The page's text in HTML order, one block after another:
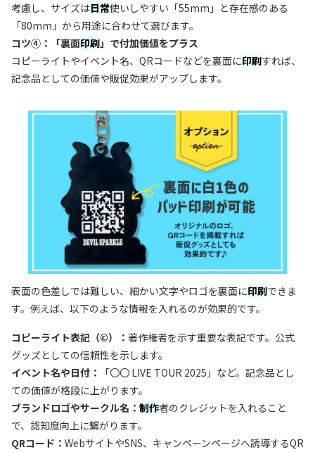
考慮し、サイズは日常使いしやすい「55mm」と存在感のある
「80mm」から用途に合わせて選びます。
コツ④：「裏面印刷」で付加価値をプラス
コピーライトやイベント名、QRコードなどを裏面に印刷すれば、
記念品としての価値や販促効果がアップします。
表面の色差しでは難しい、細かい文字やロゴを裏面に印刷できま
す。例えば、以下のような情報を入れるのが効果的です。
コピーライト表記（©）： 著作権者を示す重要な表記です。公式
グッズとしての信頼性を示します。
イベント名や日付：
「〇〇 LIVE TOUR 2025」など。記念品とし
ての価値が格段に上がります。
ブランドロゴやサークル名： 制作者のクレジットを入れること
で、認知度向上に繋がります。
QRコード： WebサイトやSNS、キャンペーンページへ誘導するQR